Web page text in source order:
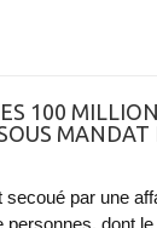
100
MANDAT
par une